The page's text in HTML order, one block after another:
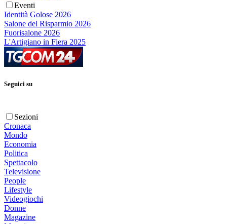
Eventi
Identità Golose 2026
Salone del Risparmio 2026
Fuorisalone 2026
L'Artigiano in Fiera 2025
Seguici su
Sezioni
Cronaca
Mondo
Economia
Politica
Spettacolo
Televisione
People
Lifestyle
Videogiochi
Donne
Magazine